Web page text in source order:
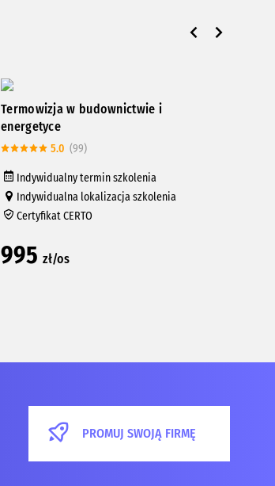
Termowizja w budownictwie i
energetyce
5.0 (99)
Indywidualny termin szkolenia
Indywidualna lokalizacja szkolenia
Certyfikat CERTO
995 zł/os
PROMUJ SWOJĄ FIRMĘ